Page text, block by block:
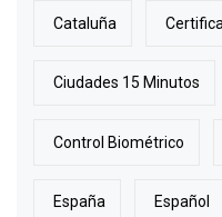
Cataluña
Ciudades 15 Minutos
Control Biométrico
España Español